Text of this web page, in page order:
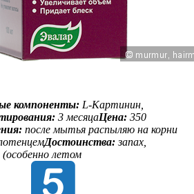
компоненты: L-Картинин,
3 месяцаЦена: 350
после мытья распыляю на корни
Достоинства:запах,
летом